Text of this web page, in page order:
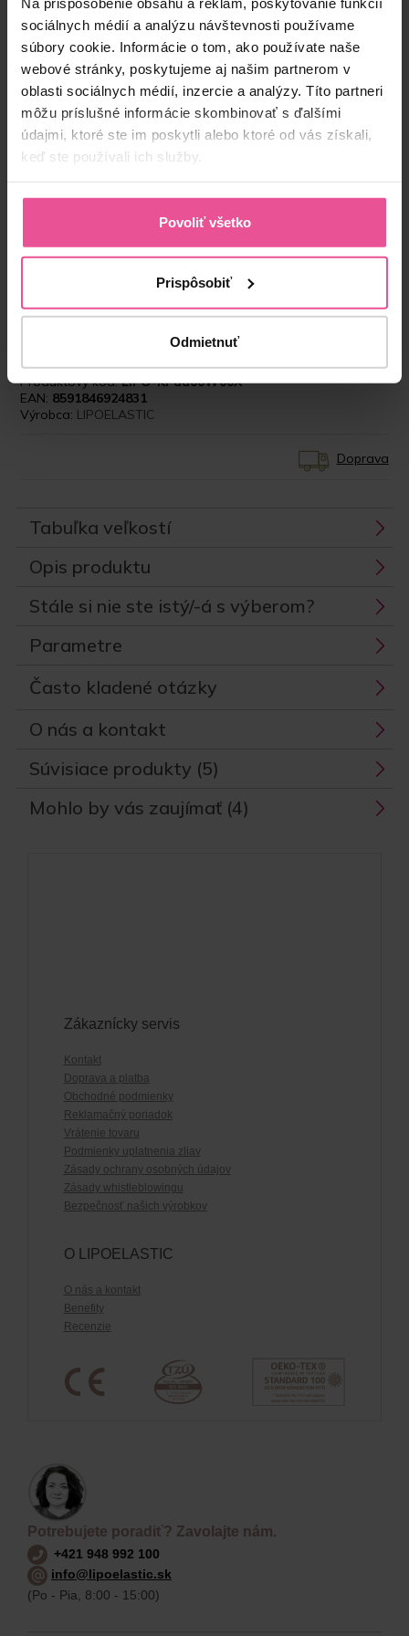
sociálnych médií a analýzu návštevnosti používame
súbory cookie. Informácie o tom, ako používate naše
webové stránky, poskytujeme aj našim partnerom v
oblasti sociálnych médií, inzercie a analýzy. Títo partneri
môžu príslušné informácie skombinovať s ďalšími
údajmi, ktoré ste im poskytli alebo ktoré od vás získali,
keď ste používali ich služby.
Povoliť všetko
Prispôsobiť
Odmietnuť
a predísť prípadným komplikáciám. Preto
s ním sú veľmi dobré. LIPOELASTIC ponúka
naozaj široké portfólio, čo mi umožňuje výber “na
vybrať presne to, čo potrebuje po každom
Produktový kód:LIPO-KPad00W00X
EAN: 8591846924831
Výrobca: LIPOELASTIC
Doprava
Tabuľka veľkostí
Opis produktu
Stále si nie ste istý/-á s výberom?
Parametre
Často kladené otázky
O nás a kontakt
Súvisiace produkty (5)
Mohlo by vás zaujímať (4)
Zákaznícky servis
Kontakt
Doprava a platba
Obchodné podmienky
Reklamačný poriadok
Vrátenie tovaru
Podmienky uplatnenia zliav
Zásady ochrany osobných údajov
Zásady whistleblowingu
Bezpečnosť našich výrobkov
O LIPOELASTIC
O nás a kontakt
Benefity
Recenzie
Potrebujete poradiť? Zavolajte nám.
+421 948 992 100
info@lipoelastic.sk
(Po - Pia, 8:00 - 15:00)